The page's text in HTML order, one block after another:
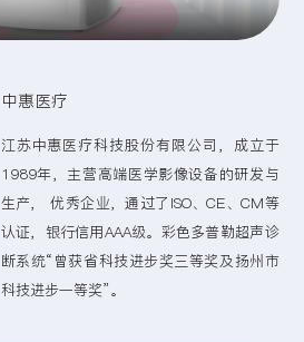
中惠医疗
江苏中惠医疗科技股份有限公司，成立于
1989年，主营高端医学影像设备的研发与
生产， 优秀企业，通过了ISO、CE、CM等
认证，银行信用AAA级。彩色多普勒超声诊
断系统“曾获省科技进步奖三等奖及扬州市
科技进步一等奖”。